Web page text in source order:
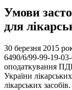
Умови
для
30 березня 2015
6490/6/99-99-19-
оподаткування
України
лікарських засобів.